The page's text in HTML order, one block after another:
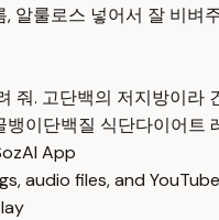
알룰로스 넣어서 잘 비벼
줘. 고단백의 저지방이라
뱅이단백질 식단다이어트
App
audio files, and